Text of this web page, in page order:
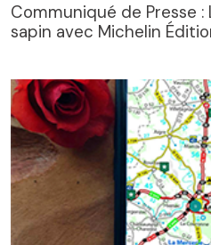
Communiqué de Presse
sapin avec Michelin